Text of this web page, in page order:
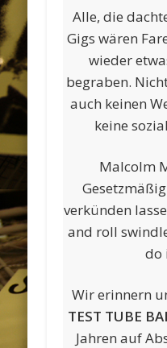
Alle, die
Gigs wären
wieder
begraben.
auch keinen
keine
Malcolm
verkünden
and roll
do
Wir erinnern
TEST TUBE
Jahren auf